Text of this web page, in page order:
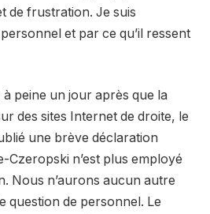
de frustration. Je suis
et par ce qu’il ressent
peine un jour après que la
des sites Internet de droite, le
une brève déclaration
Czeropski n’est plus employé
Nous n’aurons aucun autre
question de personnel. Le